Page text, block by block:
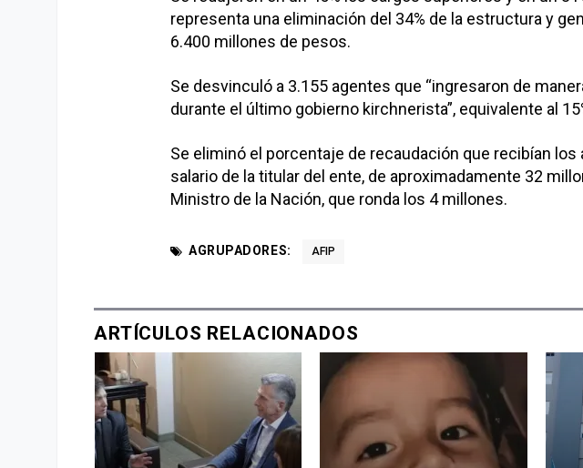
representa una eliminación del 34% de la estructura y
6.400 millones de pesos.
Se desvinculó a 3.155 agentes que “ingresaron de
durante el último gobierno kirchnerista”, equivalente al
Se eliminó el porcentaje de recaudación que recibían los
salario de la titular del ente, de aproximadamente 32
Ministro de la Nación, que ronda los 4 millones.
AGRUPADORES: AFIP
ARTÍCULOS RELACIONADOS